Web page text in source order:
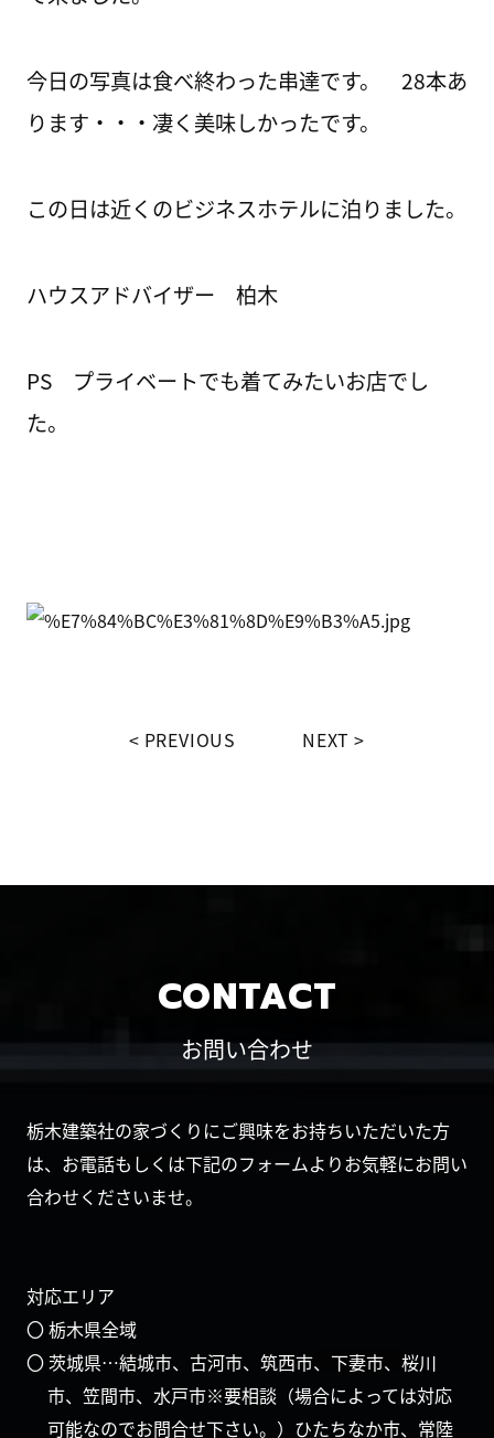
今日の写真は食べ終わった串達です。 28本あ
ります・・・凄く美味しかったです。
この日は近くのビジネスホテルに泊りました。
ハウスアドバイザー 柏木
PS プライベートでも着てみたいお店でし
た。
PREVIOUS NEXT
CONTACT
お問い合わせ
栃木建築社の家づくりにご興味をお持ちいただいた方
は、お電話もしくは下記のフォームよりお気軽にお問い
合わせくださいませ。
対応エリア
〇 栃木県全域
〇 茨城県…結城市、古河市、筑西市、下妻市、桜川
市、笠間市、水戸市※要相談（場合によっては対応
可能なのでお問合せ下さい。）ひたちなか市、常陸